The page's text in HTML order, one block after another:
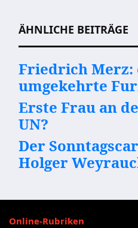
ÄHNLICHE BEITRÄGE
Friedrich Merz:
umgekehrte
Erste Frau an
UN?
Der
Holger
Online-Rubriken